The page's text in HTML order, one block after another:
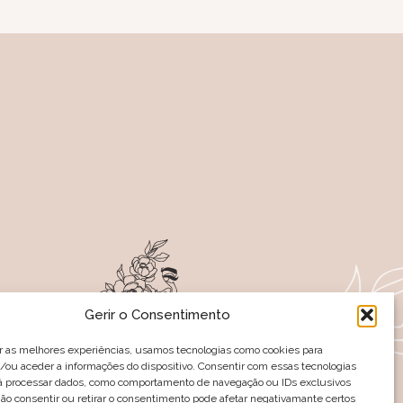
Gerir o Consentimento
as melhores experiências, usamos tecnologias como cookies para
aceder a informações do dispositivo. Consentir com essas tecnologias
processar dados, como comportamento de navegação ou IDs exclusivos
consentir ou retirar o consentimento pode afetar negativamante certos
NAS REDES SOCIAIS